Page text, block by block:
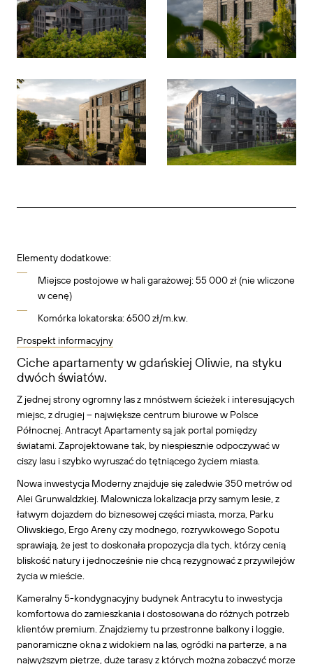
Elementy dodatkowe:
Miejsce postojowe w hali garażowej: 55 000 zł (nie wliczone
w cenę)
Komórka lokatorska: 6500 zł/m.kw.
Prospekt informacyjny
Ciche apartamenty w gdańskiej Oliwie, na styku
dwóch światów.
Z jednej strony ogromny las z mnóstwem ścieżek i interesujących
miejsc, z drugiej – największe centrum biurowe w Polsce
Północnej. Antracyt Apartamenty są jak portal pomiędzy
światami. Zaprojektowane tak, by niespiesznie odpoczywać w
ciszy lasu i szybko wyruszać do tętniącego życiem miasta.
Nowa inwestycja Moderny znajduje się zaledwie 350 metrów od
Alei Grunwaldzkiej. Malownicza lokalizacja przy samym lesie, z
łatwym dojazdem do biznesowej części miasta, morza, Parku
Oliwskiego, Ergo Areny czy modnego, rozrywkowego Sopotu
sprawiają, że jest to doskonała propozycja dla tych, którzy cenią
bliskość natury i jednocześnie nie chcą rezygnować z przywilejów
życia w mieście.
Kameralny 5-kondygnacyjny budynek Antracytu to inwestycja
komfortowa do zamieszkania i dostosowana do różnych potrzeb
klientów premium. Znajdziemy tu przestronne balkony i loggie,
panoramiczne okna z widokiem na las, ogródki na parterze, a na
najwyższym piętrze, duże tarasy z których można zobaczyć morze